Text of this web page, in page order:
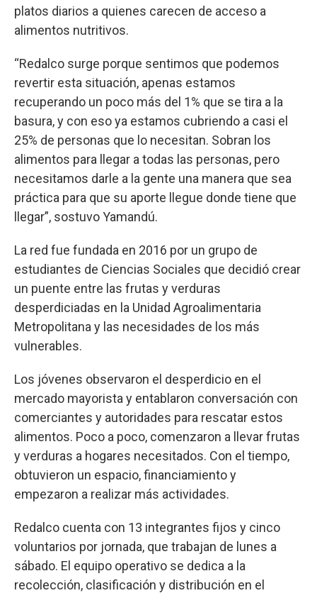
platos diarios a quienes carecen de acceso a
alimentos nutritivos.
“Redalco surge porque sentimos que podemos
revertir esta situación, apenas estamos
recuperando un poco más del 1% que se tira a la
basura, y con eso ya estamos cubriendo a casi el
25% de personas que lo necesitan. Sobran los
alimentos para llegar a todas las personas, pero
necesitamos darle a la gente una manera que sea
práctica para que su aporte llegue donde tiene que
llegar”, sostuvo Yamandú.
La red fue fundada en 2016 por un grupo de
estudiantes de Ciencias Sociales que decidió crear
un puente entre las frutas y verduras
desperdiciadas en la Unidad Agroalimentaria
Metropolitana y las necesidades de los más
vulnerables.
Los jóvenes observaron el desperdicio en el
mercado mayorista y entablaron conversación con
comerciantes y autoridades para rescatar estos
alimentos. Poco a poco, comenzaron a llevar frutas
y verduras a hogares necesitados. Con el tiempo,
obtuvieron un espacio, financiamiento y
empezaron a realizar más actividades.
Redalco cuenta con 13 integrantes fijos y cinco
voluntarios por jornada, que trabajan de lunes a
sábado. El equipo operativo se dedica a la
recolección, clasificación y distribución en el